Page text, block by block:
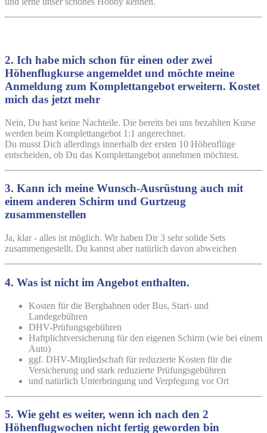
2. Ich habe mich schon für einen oder zwei
Höhenflugkurse angemeldet und möchte meine
Anmeldung zum Komplettangebot erweitern. Kostet
mich das jetzt mehr
Nein, Du hast keine Nachteile. Die bereits bei uns bezahlten Kurse
werden beim Komplettangebot 1:1 angerechnet.
Du musst Dich allerdings innerhalb der ersten 10 Höhenflüge
entscheiden, ob Du das Komplettangebot annehmen möchtest.
3. Kann ich meine Wunsch-Ausrüstung auch mit
einem anderen Schirm und Gurtzeug
zusammenstellen
Ja, klar - alles ist möglich. Wir haben Dir 3 sehr solide Sets
zusammengestellt. Du kannst aber natürlich davon abweichen
4. Was ist nicht im Angebot enthalten.
Kosten für die Bergbahnen oder Bus, Start- und
Landegebühren
DHV-Prüfungsgebühren
Haftplichtversicherung für den eigenen Schirm (wie bei einem
Auto)
ggf. DHV-Mitgliedschaft für reduzierte Kosten für die
Versicherung und stark reduzierte Prüfungsgebühren
und natürlich Unterbringung und Verpfegung vor Ort
5. Wie geht es weiter, wenn ich nach den 2
Höhenflugwochen nicht fertig geworden bin